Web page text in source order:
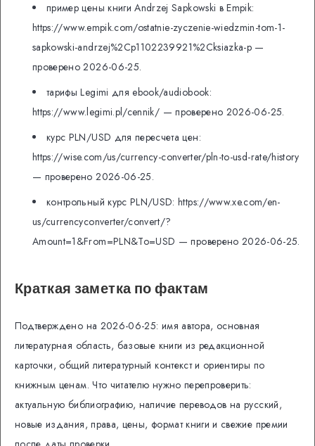
пример цены книги Andrzej Sapkowski в Empik:
https://www.empik.com/ostatnie-zyczenie-wiedzmin-tom-1-
sapkowski-andrzej%2Cp1102239921%2Cksiazka-p —
проверено 2026-06-25.
тарифы Legimi для ebook/audiobook:
https://www.legimi.pl/cennik/ — проверено 2026-06-25.
курс PLN/USD для пересчета цен:
https://wise.com/us/currency-converter/pln-to-usd-rate/history
— проверено 2026-06-25.
контрольный курс PLN/USD: https://www.xe.com/en-
us/currencyconverter/convert/?
Amount=1&From=PLN&To=USD — проверено 2026-06-25.
Краткая заметка по фактам
Подтверждено на 2026-06-25: имя автора, основная
литературная область, базовые книги из редакционной
карточки, общий литературный контекст и ориентиры по
книжным ценам. Что читателю нужно перепроверить:
актуальную библиографию, наличие переводов на русский,
новые издания, права, цены, формат книги и свежие премии